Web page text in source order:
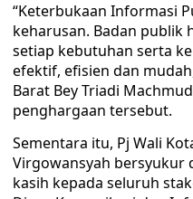
“Keterbukaan Informasi
keharusan. Badan publik
setiap kebutuhan serta
efektif, efisien dan
Barat Bey Triadi
penghargaan tersebut.
Sementara itu, Pj Wali
Virgowansyah bersyukur
kasih kepada seluruh